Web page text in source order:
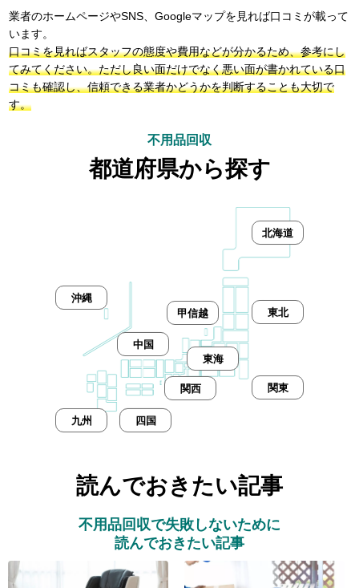
業者のホームページやSNS、Googleマップを見れば口コミが載って
います。
口コミを見ればスタッフの態度や費用などが分かるため、参考にし
てみてください。ただし良い面だけでなく悪い面が書かれている口
コミも確認し、信頼できる業者かどうかを判断することも大切で
す。
不用品回収
都道府県から探す
北海道
東北
甲信越
東海
関東
関西
中国
四国
九州
沖縄
読んでおきたい記事
不用品回収で失敗しないために
読んでおきたい記事